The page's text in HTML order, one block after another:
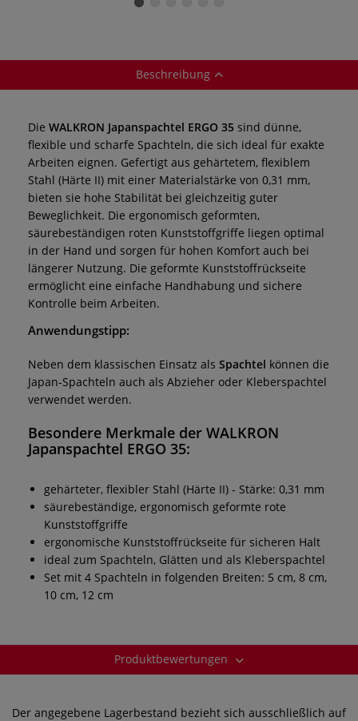
Beschreibung
Die WALKRON Japanspachtel ERGO 35 sind dünne,
flexible und scharfe Spachteln, die sich ideal für exakte
Arbeiten eignen. Gefertigt aus gehärtetem, flexiblem
Stahl (Härte II) mit einer Materialstärke von 0,31 mm,
bieten sie hohe Stabilität bei gleichzeitig guter
Beweglichkeit. Die ergonomisch geformten,
säurebeständigen roten Kunststoffgriffe liegen optimal
in der Hand und sorgen für hohen Komfort auch bei
längerer Nutzung. Die geformte Kunststoffrückseite
ermöglicht eine einfache Handhabung und sichere
Kontrolle beim Arbeiten.
Anwendungstipp:
Neben dem klassischen Einsatz als Spachtel können die
Japan-Spachteln auch als Abzieher oder Kleberspachtel
verwendet werden.
Besondere Merkmale der WALKRON
Japanspachtel ERGO 35:
gehärteter, flexibler Stahl (Härte II) - Stärke: 0,31 mm
säurebeständige, ergonomisch geformte rote
Kunststoffgriffe
ergonomische Kunststoffrückseite für sicheren Halt
ideal zum Spachteln, Glätten und als Kleberspachtel
Set mit 4 Spachteln in folgenden Breiten: 5 cm, 8 cm,
10 cm, 12 cm
Produktbewertungen
Der angegebene Lagerbestand bezieht sich ausschließlich auf